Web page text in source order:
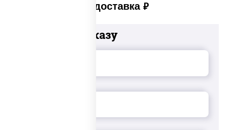
Платная доставка руб
Добавьте к заказу